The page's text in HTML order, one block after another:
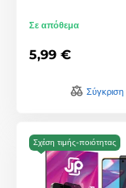
Σε απόθεμα
5,99 €
Σύγκριση
Σχέση τιμής-ποιότητας